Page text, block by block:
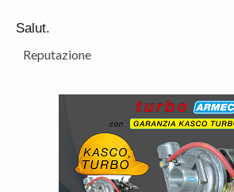
Salut.
Reputazione